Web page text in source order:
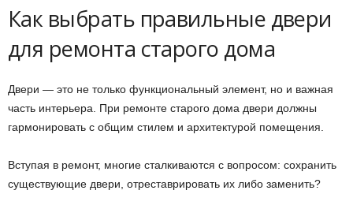
Как выбрать правильные двери
для ремонта старого дома
Двери — это не только функциональный элемент, но и важная
часть интерьера. При ремонте старого дома двери должны
гармонировать с общим стилем и архитектурой помещения.
Вступая в ремонт, многие сталкиваются с вопросом: сохранить
существующие двери, отреставрировать их либо заменить?